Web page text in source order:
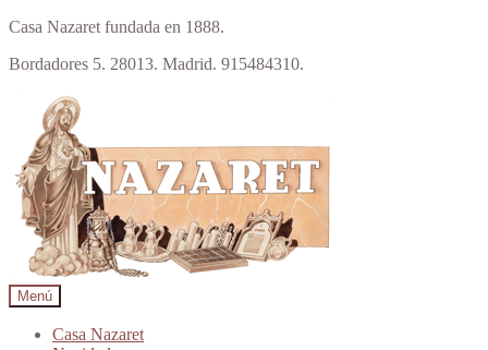
Casa Nazaret fundada en 1888.
Bordadores 5. 28013. Madrid. 915484310.
navegación
contenido
Menú
Casa Nazaret